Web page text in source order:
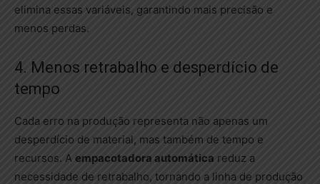
elimina essas variáveis, garantindo mais precisão e
menos perdas.
4. Menos retrabalho e desperdício de
tempo
Cada erro na produção representa não apenas um
desperdício de material, mas também de tempo e
recursos. A empacotadora automática reduz a
necessidade de retrabalho, tornando a linha de produção